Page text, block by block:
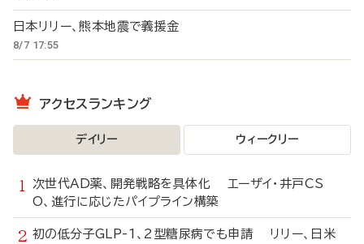
日本リリー、熊本地震で義援金
8/7 17:55
アクセスランキング
デイリー ウィークリー
次世代AD薬、開発戦略を具体化 エーザイ・井戸CS
O、進行に応じたパイプライン構築
初の低分子GLP-1、2型糖尿病でも申請 リリー、日米